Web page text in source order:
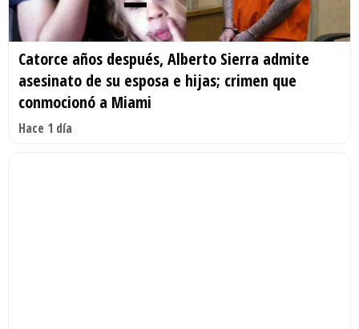
Catorce años después, Alberto Sierra admite
asesinato de su esposa e hijas; crimen que
conmocionó a Miami
Hace 1 día